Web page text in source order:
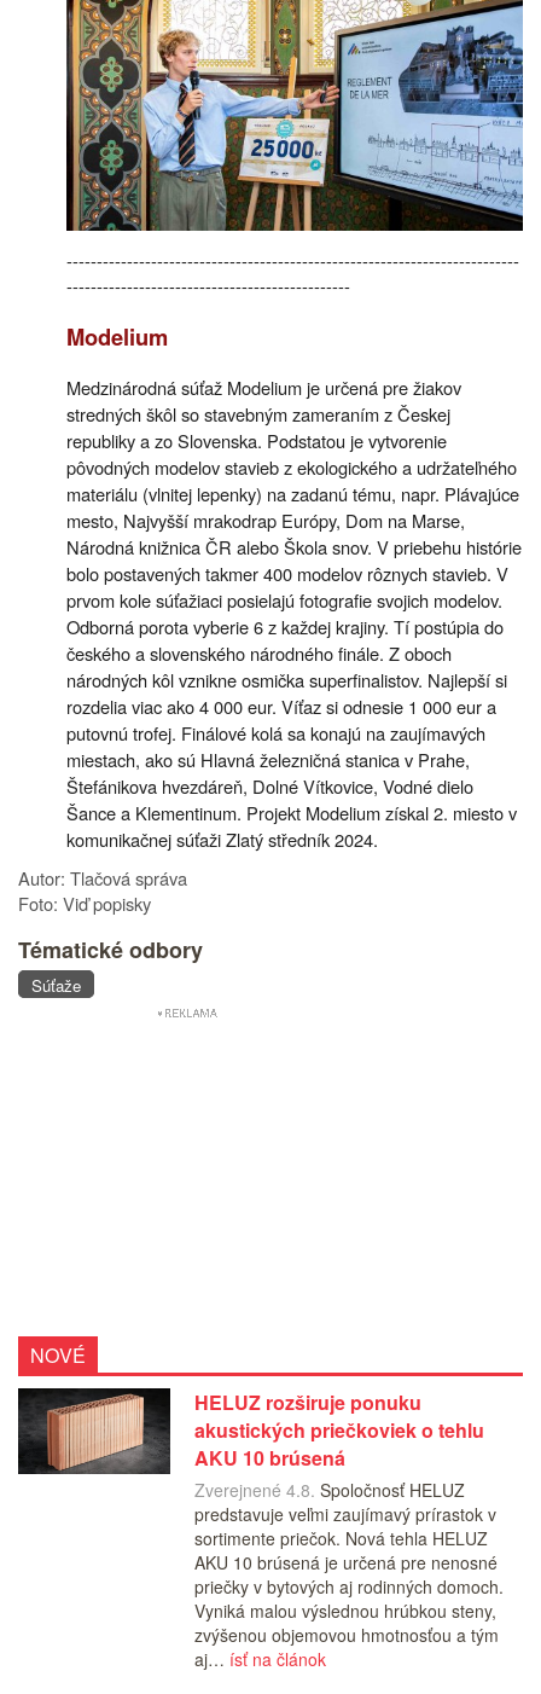
---------------------------------------------------------------------------
-----------------------------------------------
Modelium
Medzinárodná súťaž Modelium je určená pre žiakov
stredných škôl so stavebným zameraním z Českej
republiky a zo Slovenska. Podstatou je vytvorenie
pôvodných modelov stavieb z ekologického a udržateľného
materiálu (vlnitej lepenky) na zadanú tému, napr. Plávajúce
mesto, Najvyšší mrakodrap Európy, Dom na Marse,
Národná knižnica ČR alebo Škola snov. V priebehu histórie
bolo postavených takmer 400 modelov rôznych stavieb. V
prvom kole súťažiaci posielajú fotografie svojich modelov.
Odborná porota vyberie 6 z každej krajiny. Tí postúpia do
českého a slovenského národného finále. Z oboch
národných kôl vznikne osmička superfinalistov. Najlepší si
rozdelia viac ako 4 000 eur. Víťaz si odnesie 1 000 eur a
putovnú trofej. Finálové kolá sa konajú na zaujímavých
miestach, ako sú Hlavná železničná stanica v Prahe,
Štefánikova hvezdáreň, Dolné Vítkovice, Vodné dielo
Šance a Klementinum. Projekt Modelium získal 2. miesto v
komunikačnej súťaži Zlatý středník 2024.
Autor: Tlačová správa
Foto: Viď popisky
Tématické odbory
Súťaže
NOVÉ
HELUZ rozširuje ponuku
akustických priečkoviek o tehlu
AKU 10 brúsená
Zverejnené 4.8. Spoločnosť HELUZ
predstavuje veľmi zaujímavý prírastok v
sortimente priečok. Nová tehla HELUZ
AKU 10 brúsená je určená pre nenosné
priečky v bytových aj rodinných domoch.
Vyniká malou výslednou hrúbkou steny,
zvýšenou objemovou hmotnosťou a tým
aj… ísť na článok